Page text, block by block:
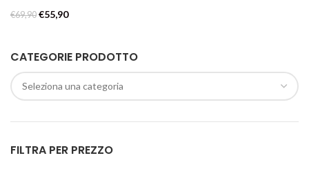
CATEGORIE PRODOTTO
FILTRA PER PREZZO
€69,90 Il
era:
€69,90.
€55,90Il
è:
€55,90.